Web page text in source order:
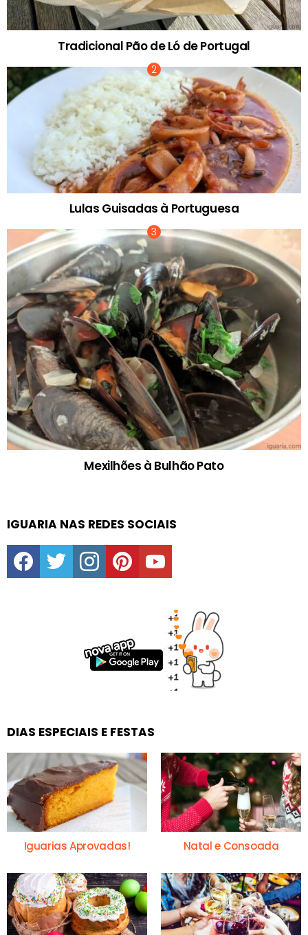
Tradicional Pão de Ló de Portugal
Lulas Guisadas à Portuguesa
Mexilhões à Bulhão Pato
IGUARIA NAS REDES SOCIAIS
facebooktwitter instagrampinterestyoutube
DIAS ESPECIAIS E FESTAS
Iguarias Aprovadas! Natal e Consoada